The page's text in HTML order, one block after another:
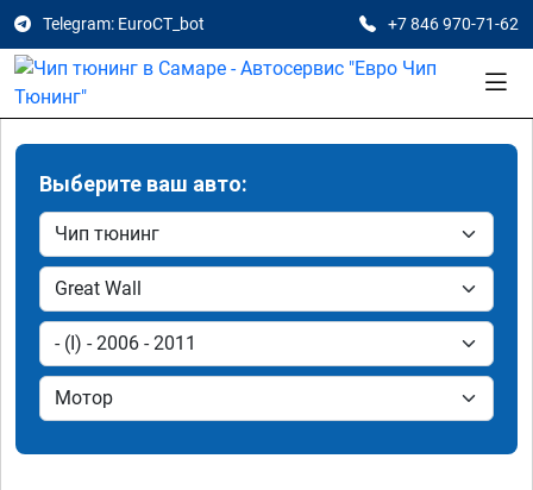
Telegram: EuroCT_bot +7 846 970-71-62
Выберите ваш авто: